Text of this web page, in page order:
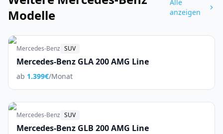
Modelle
Alle
anzeigen
Mercedes-Benz SUV
Mercedes-Benz GLA 200 AMG Line
ab 1.399€/Monat
Mercedes-Benz SUV
Mercedes-Benz GLB 200 AMG Line